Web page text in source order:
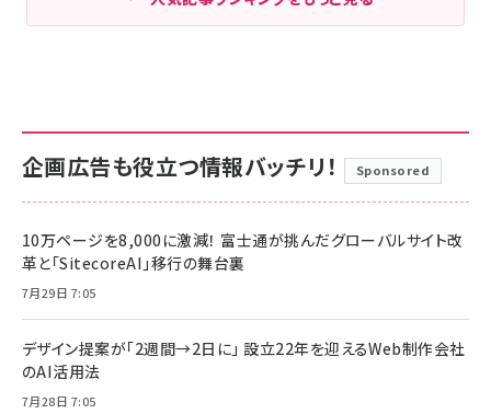
企画広告も役立つ情報バッチリ！ Sponsored
10万ページを8,000に激減！ 富士通が挑んだグローバルサイト改
革と「SitecoreAI」移行の舞台裏
7月29日 7:05
デザイン提案が「2週間→2日に」 設立22年を迎えるWeb制作会社
のAI活用法
7月28日 7:05